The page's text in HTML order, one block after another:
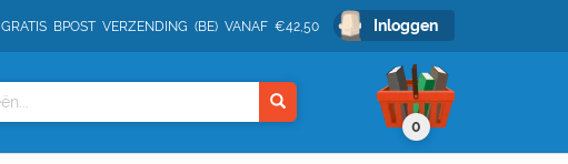
GRATIS BPOST VERZENDING (BE) VANAF €42,50 Inloggen
0